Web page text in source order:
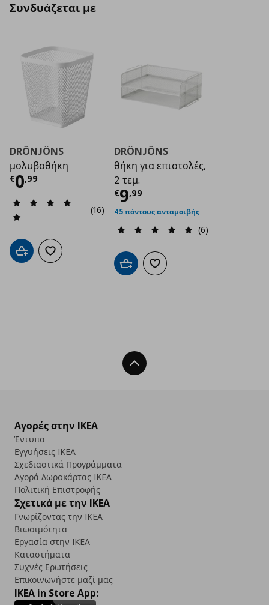
Συνδυάζεται με
DRÖNJÖNS
μολυβοθήκη
€0,99
Τρέχουσα τιμή€ 0,99
(16)
Προσθήκη στο καλάθι
Προσθήκη στα αγαπημένα
DRÖNJÖNS
θήκη για επιστολές,
2 τεμ.
€9,99
Τρέχουσα τιμή
45 πόντους ανταμοιβής
(6)
Προσθήκη στο καλάθι
Προσθήκη στα αγαπημένα
Back To Top
Αγορές στην IKEA
Έντυπα
Εγγυήσεις IKEA
Σχεδιαστικά Προγράμματα
Αγορά Δωρoκάρτας IKEA
Πολιτική Επιστροφής
Σχετικά με την IKEA
Γνωρίζοντας την IKEA
Βιωσιμότητα
Εργασία στην IKEA
Καταστήματα
Συχνές Ερωτήσεις
Επικοινωνήστε μαζί μας
IKEA in Store App: